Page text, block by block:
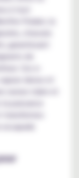
Polaire, la
chacune
garantissant
de
dense et
puissance